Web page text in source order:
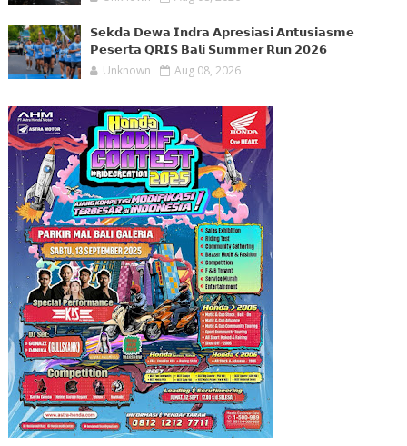
𝗦𝗲𝗸𝗱𝗮 𝗗𝗲𝘄𝗮 𝗜𝗻𝗱𝗿𝗮 𝗔𝗽𝗿𝗲𝘀𝗶𝗮𝘀𝗶 𝗔𝗻𝘁𝘂𝘀𝗶𝗮𝘀𝗺𝗲
𝗣𝗲𝘀𝗲𝗿𝘁𝗮 𝗤𝗥𝗜𝗦 𝗕𝗮𝗹𝗶 𝗦𝘂𝗺𝗺𝗲𝗿 𝗥𝘂𝗻 𝟮𝟬𝟮𝟲
Unknown Aug 08, 2026